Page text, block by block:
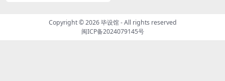
Copyright © 2026毕设馆- All rights reserved
闽ICP备2024079145号